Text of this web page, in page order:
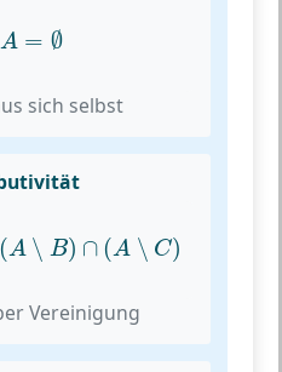
A = ∅
A
sich selbst
(A ∖ B) ∩ (A ∖ C)
(A∖B )∩ (A∖C )
Vereinigung